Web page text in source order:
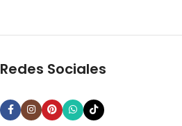
Redes Sociales